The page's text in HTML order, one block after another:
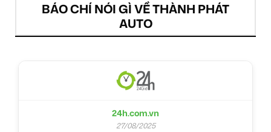
BÁO CHÍ NÓI GÌ VỀ THÀNH PHÁT
AUTO
24h.com.vn
27/08/2025